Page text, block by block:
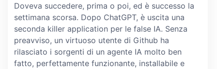
Doveva succedere, prima o poi, ed è successo la
settimana scorsa. Dopo ChatGPT, è uscita una
seconda killer application per le false IA. Senza
preavviso, un virtuoso utente di Github ha
rilasciato i sorgenti di un agente IA molto ben
fatto, perfettamente funzionante, installabile e